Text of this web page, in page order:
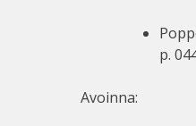
p.
Avoinna: